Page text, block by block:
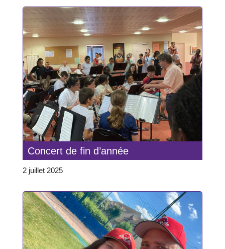
Concert de fin d’année
2 juillet 2025